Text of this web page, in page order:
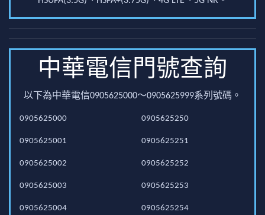
中華電信門號查詢
以下為中華電信0905625000～0905625999系列號碼。
0905625000
0905625001
0905625002
0905625003
0905625004
0905625250
0905625251
0905625252
0905625253
0905625254